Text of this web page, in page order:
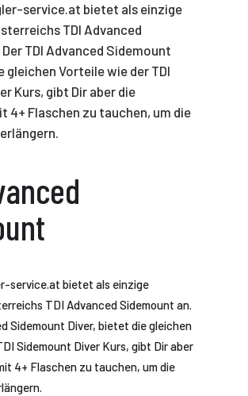
service.at bietet als einzige
TDI Advanced
TDI Advanced Sidemount
gleichen Vorteile wie der TDI
Kurs, gibt Dir aber die
4+ Flaschen zu tauchen, um die
service.at bietet als einzige
TDI Advanced Sidemount an.
Sidemount Diver, bietet die gleichen
Sidemount Diver Kurs, gibt Dir aber
4+ Flaschen zu tauchen, um die